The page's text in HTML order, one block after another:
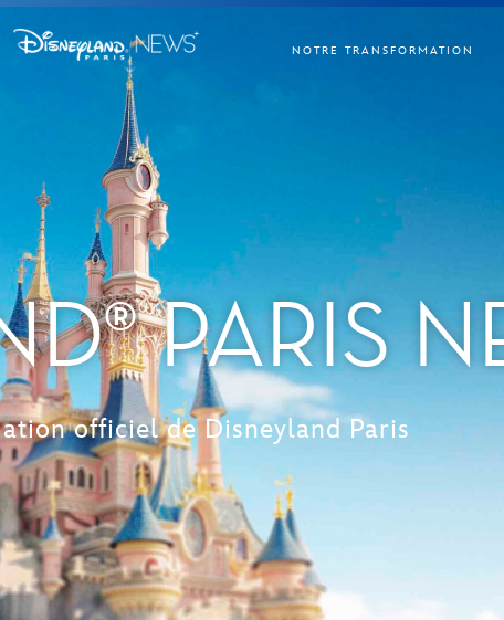
NOTRE TRANSFORMATION
PARIS
officiel de Disneyland Paris